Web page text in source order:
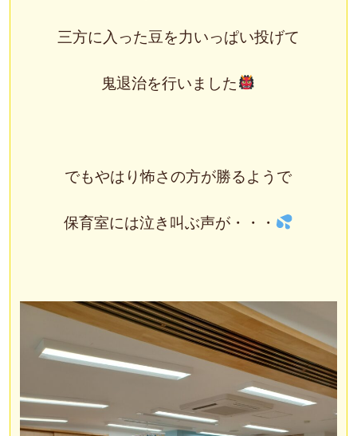
三方に入った豆を力いっぱい投げて
鬼退治を行いました
でもやはり怖さの方が勝るようで
保育室には泣き叫ぶ声が・・・